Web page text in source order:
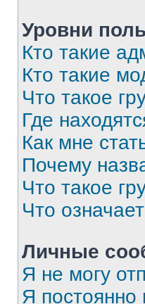
Уровни
Кто такие
Кто такие
Что такое
Где
Как мне
Почему
Что такое
Что
Личные
Я не могу
Я